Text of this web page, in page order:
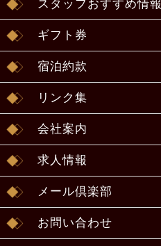
スタッフおすすめ情報
ギフト券
宿泊約款
リンク集
会社案内
求人情報
メール倶楽部
お問い合わせ